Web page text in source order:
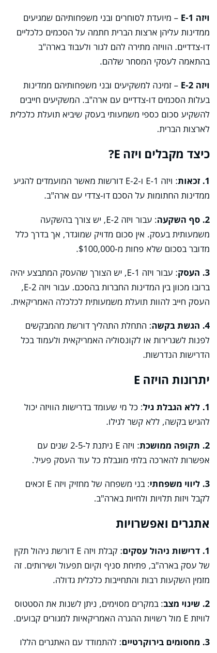
ויזה E-1
– מיועדת לסוחרים ובני משפחותיהם שמגיעים
ממדינות עליהן ארצות הברית חתמה על הסכמים כלכליים
דו-צדדיים. הוויזה מתירה להם לגור ולעבוד בארה"ב
בהתאמה לעסקי המסחר שלהם.
ויזה E-2
– זמינה למשקיעים ובני משפחותיהם ממדינות
בעלות הסכמים דו-צדדיים עם ארה"ב. המשקיעים חייבים
להשקיע סכום כספי משמעותי בעסק שיביא תועלת כלכלית
לארצות הברית.
כיצד מקבלים ויזה E?
1. זכאות
: ויזה E-1 ו-E-2 דורשות מאשר המועמדים להגיע
ממדינות החתומות על הסכם דו-צדדי עם ארה"ב.
2. סף השקעה
: עבור ויזה E-2, יש צורך בהשקעה
משמעותית בעסק. אין סכום מדויק שמוגדר, אך בדרך כלל
מדובר בסכום שלא פחות מ-$100,000.
3. העסק
: עבור ויזה E-1, יש הצורך שהעסק המתבצע יהיה
ברובו מכוון בין המדינות החברות בהסכם. עבור ויזה E-2,
העסק חייב להוות תועלת משמעותית לכלכלה האמריקאית.
4. הגשת בקשה
: התחלת התהליך דורשת מהמבקשים
לפנות לשגרירות או לקונסוליה האמריקאית ולעמוד בכל
הדרישות הנדרשות.
יתרונות הויזה E
1. ללא הגבלת גיל
: כל מי שעומד בדרישות הוויזה יכול
להגיש בקשה, ללא קשר לגילו.
2. תקופה ממושכת
: ויזה E ניתנת ל-2-5 שנים עם
אפשרות להארכה בלתי מוגבלת כל עוד העסק פעיל.
3. ליווי משפחתי
: בני משפחה של מחזיק ויזה E זכאים
לקבל ויזות תלויות ולחיות בארה"ב.
אתגרים ואפשרויות
1. דרישות ניהול עסקים
: קבלת ויזה E דורשת ניהול תקין
של עסק בארה"ב, פתיחת סניף וקיום תפעול ושירותים. זה
מזמין השקעות רבות והתחייבות כלכלית גדולה.
2. שינוי מצב
: במקרים מסוימים, ניתן לשנות את הסטטוס
לוויזת E מול רשויות ההגרה האמריקאיות למגורים קבועים.
3. מחסומים בירוקרטיים
: להתמודד עם האתגרים הללו